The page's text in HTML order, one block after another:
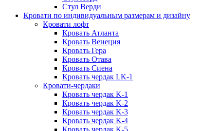
Стул Верди
Кровати по индивидуальным размерам и дизайну
Кровати лофт
Кровать Атланта
Кровать Венеция
Кровать Гера
Кровать Отава
Кровать Сиена
Кровать чердак LK-1
Кровати-чердаки
Кровать чердак K-1
Кровать чердак K-2
Кровать чердак K-3
Кровать чердак K-4
Кровать чердак K-5